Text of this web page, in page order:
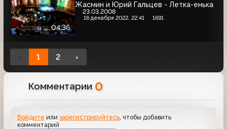
04:36
Жасмин и Юрий Гальцев - Летка-енька
23.03.2008
16 декабря 2022, 22:41 1691
‹ 1 2 ›
Комментарии 0
Войдите илизарегистрируйтесь , чтобы добавить
комментарий